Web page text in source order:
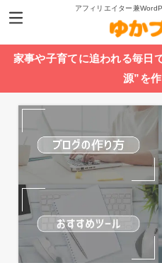
アフィリエイター兼
家事や子育てに追われる毎日
源”を